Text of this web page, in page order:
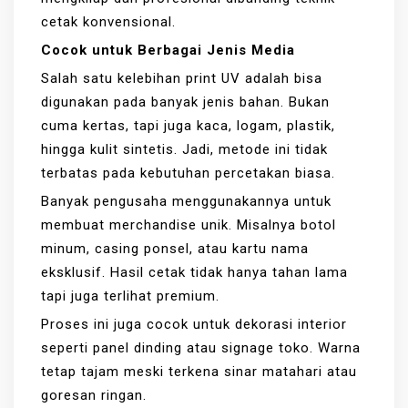
cetak konvensional.
Cocok untuk Berbagai Jenis Media
Salah satu kelebihan print UV adalah bisa
digunakan pada banyak jenis bahan. Bukan
cuma kertas, tapi juga kaca, logam, plastik,
hingga kulit sintetis. Jadi, metode ini tidak
terbatas pada kebutuhan percetakan biasa.
Banyak pengusaha menggunakannya untuk
membuat merchandise unik. Misalnya botol
minum, casing ponsel, atau kartu nama
eksklusif. Hasil cetak tidak hanya tahan lama
tapi juga terlihat premium.
Proses ini juga cocok untuk dekorasi interior
seperti panel dinding atau signage toko. Warna
tetap tajam meski terkena sinar matahari atau
goresan ringan.